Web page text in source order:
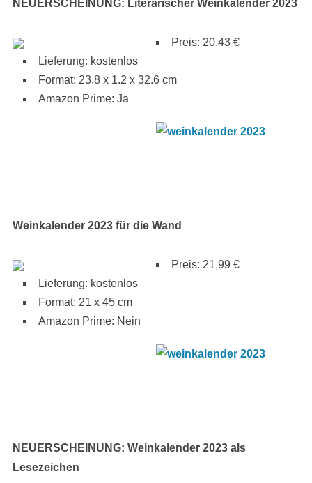
NEUERSCHEINUNG: Literarischer Weinkalender 2023
Preis: 20,43 €
Lieferung: kostenlos
Format: 23.8 x 1.2 x 32.6 cm
Amazon Prime: Ja
Weinkalender 2023 für die Wand
Preis: 21,99 €
Lieferung: kostenlos
Format: 21 x 45 cm
Amazon Prime: Nein
NEUERSCHEINUNG: Weinkalender 2023 als
Lesezeichen